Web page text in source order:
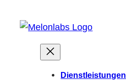
Inhalt
Dienstleistungen